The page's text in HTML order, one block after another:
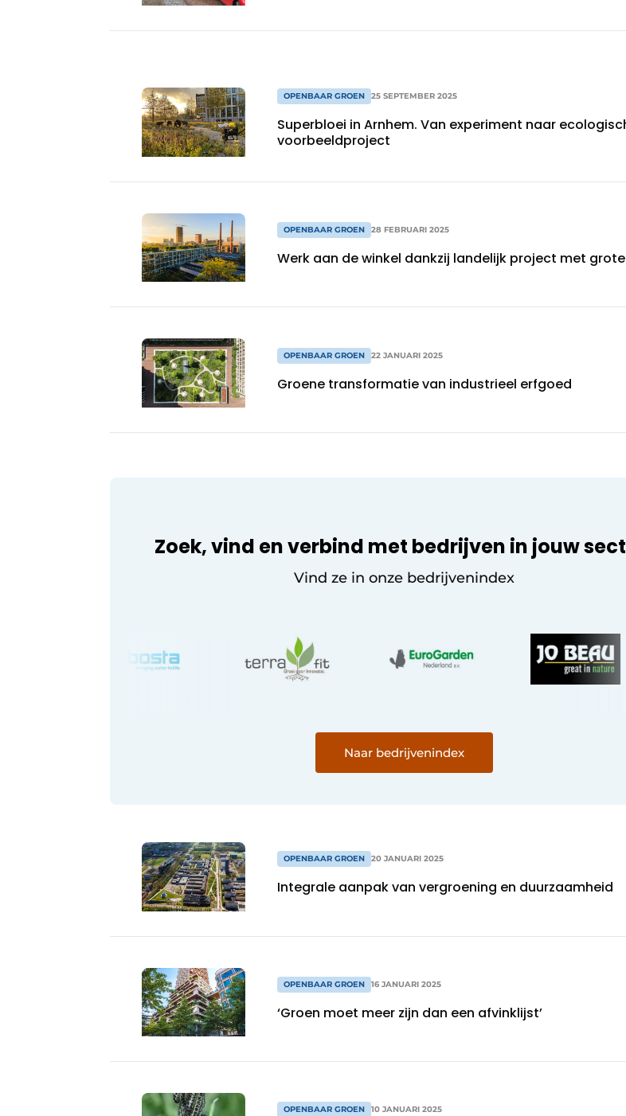
OPENBAAR GROEN 25 SEPTEMBER 2025
Superbloei in Arnhem. Van experiment naar
voorbeeldproject
OPENBAAR GROEN 28 FEBRUARI 2025
Werk aan de winkel dankzij landelijk project met
OPENBAAR GROEN 22 JANUARI 2025
Groene transformatie van industrieel erfgoed
Zoek, vind en verbind met bedrijven in jouw
Vind ze in onze bedrijvenindex
Naar bedrijvenindex
OPENBAAR GROEN 20 JANUARI 2025
Integrale aanpak van vergroening en duurzaamheid
OPENBAAR GROEN 16 JANUARI 2025
‘Groen moet meer zijn dan een afvinklijst’
OPENBAAR GROEN 10 JANUARI 2025